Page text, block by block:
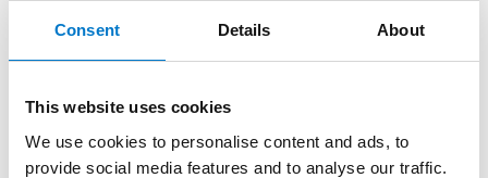
Consent Details About
This website uses cookies
We use cookies to personalise content and ads, to
provide social media features and to analyse our traffic.